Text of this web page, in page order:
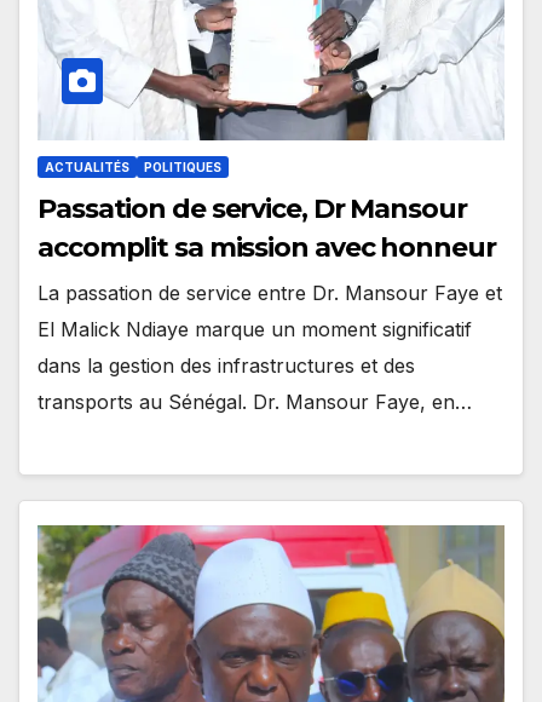
ACTUALITÉS POLITIQUES
Passation de service, Dr Mansour
accomplit sa mission avec honneur
La passation de service entre Dr. Mansour Faye et
El Malick Ndiaye marque un moment significatif
dans la gestion des infrastructures et des
transports au Sénégal. Dr. Mansour Faye, en…